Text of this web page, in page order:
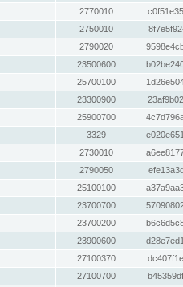
2770010
2750010
2790020
23500600
25700100
23300900
25900700
3329
2730010
2790050
25100100
23700700
23700200
23900600
27100370
27100700